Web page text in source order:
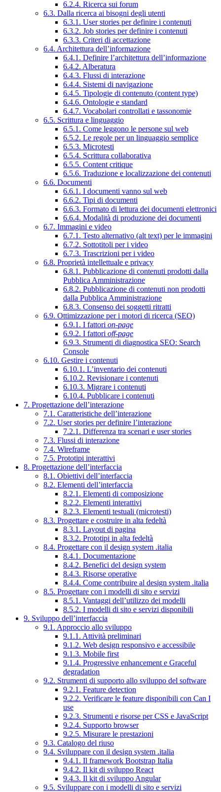
6.2.4. Ricerca sui forum
6.3. Dalla ricerca ai bisogni degli utenti
6.3.1. User stories per definire i contenuti
6.3.2. Job stories per definire i contenuti
6.3.3. Criteri di accettazione
6.4. Architettura dell’informazione
6.4.1. Definire l’architettura dell’informazione
6.4.2. Alberatura
6.4.3. Flussi di interazione
6.4.4. Sistemi di navigazione
6.4.5. Tipologie di contenuto (content type)
6.4.6. Ontologie e standard
6.4.7. Vocabolari controllati e tassonomie
6.5. Scrittura e linguaggio
6.5.1. Come leggono le persone sul web
6.5.2. Le regole per un linguaggio semplice
6.5.3. Microtesti
6.5.4. Scrittura collaborativa
6.5.5. Content critique
6.5.6. Traduzione e localizzazione dei contenuti
6.6. Documenti
6.6.1. I documenti vanno sul web
6.6.2. Tipi di documenti
6.6.3. Formato di lettura dei documenti elettronici
6.6.4. Modalità di produzione dei documenti
6.7. Immagini e video
6.7.1. Testo alternativo (alt text) per le immagini
6.7.2. Sottotitoli per i video
6.7.3. Trascrizioni per i video
6.8. Proprietà intellettuale e privacy
6.8.1. Pubblicazione di contenuti prodotti dalla
Pubblica Amministrazione
6.8.2. Pubblicazione di contenuti non prodotti
dalla Pubblica Amministrazione
6.8.3. Consenso dei soggetti ritratti
6.9. Ottimizzazione per i motori di ricerca (SEO)
6.9.1. I fattori on-page
6.9.2. I fattori off-page
6.9.3. Strumenti di diagnostica SEO: Search
Console
6.10. Gestire i contenuti
6.10.1. L’inventario dei contenuti
6.10.2. Revisionare i contenuti
6.10.3. Migrare i contenuti
6.10.4. Pubblicare i contenuti
7. Progettazione dell’interazione
7.1. Caratteristiche dell’interazione
7.2. User stories per definire l’interazione
7.2.1. Differenza tra scenari e user stories
7.3. Flussi di interazione
7.4. Wireframe
7.5. Prototipi interattivi
8. Progettazione dell’interfaccia
8.1. Obiettivi dell’interfaccia
8.2. Elementi dell’interfaccia
8.2.1. Elementi di composizione
8.2.2. Elementi interattivi
8.2.3. Elementi testuali (microtesti)
8.3. Progettare e costruire in alta fedeltà
8.3.1. Layout di pagina
8.3.2. Prototipi in alta fedeltà
8.4. Progettare con il design system .italia
8.4.1. Documentazione
8.4.2. Benefici del design system
8.4.3. Risorse operative
8.4.4. Come contribuire al design system .italia
8.5. Progettare con i modelli di sito e servizi
8.5.1. Vantaggi dell’utilizzo dei modelli
8.5.2. I modelli di sito e servizi disponibili
9. Sviluppo dell’interfaccia
9.1. Approccio allo sviluppo
9.1.1. Attività preliminari
9.1.2. Web design responsivo e accessibile
9.1.3. Mobile first
9.1.4. Progressive enhancement e Graceful
degradation
9.2. Strumenti di supporto allo sviluppo del software
9.2.1. Feature detection
9.2.2. Verificare le feature disponibili con Can I
use
9.2.3. Strumenti e risorse per CSS e JavaScript
9.2.4. Supporto browser
9.2.5. Misurare le prestazioni
9.3. Catalogo del riuso
9.4. Sviluppare con il design system .italia
9.4.1. Il framework Bootstrap Italia
9.4.2. Il kit di sviluppo React
9.4.3. Il kit di sviluppo Angular
9.5. Sviluppare con i modelli di sito e servizi